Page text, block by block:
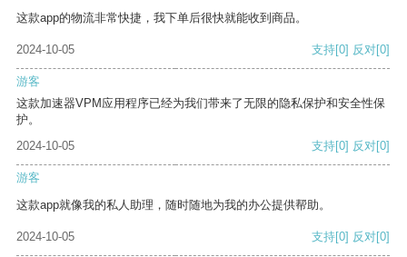
这款app的物流非常快捷，我下单后很快就能收到商品。
2024-10-05 支持[0] 反对[0]
游客
这款加速器VPM应用程序已经为我们带来了无限的隐私保护和安全性保
护。
2024-10-05
支持[0] 反对[0]
游客
这款app就像我的私人助理，随时随地为我的办公提供帮助。
2024-10-05 支持[0] 反对[0]